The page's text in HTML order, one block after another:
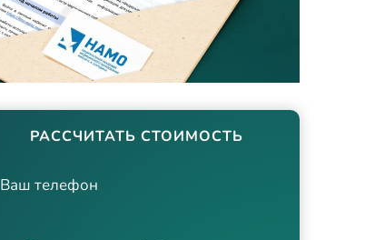
РАССЧИТАТЬ СТОИМОСТЬ
Ваш телефон